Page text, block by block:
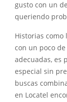
gusto con un
queriendo
Historias como
con un poco
adecuadas, es
especial sin
buscas
en Locatel